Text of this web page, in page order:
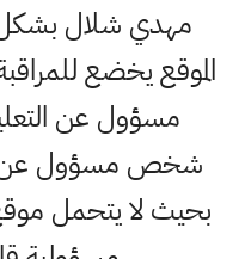
مهدي شلال
الموقع يخضع
مسؤول عن
شخص مسؤول عن
بحيث لا يتحمل